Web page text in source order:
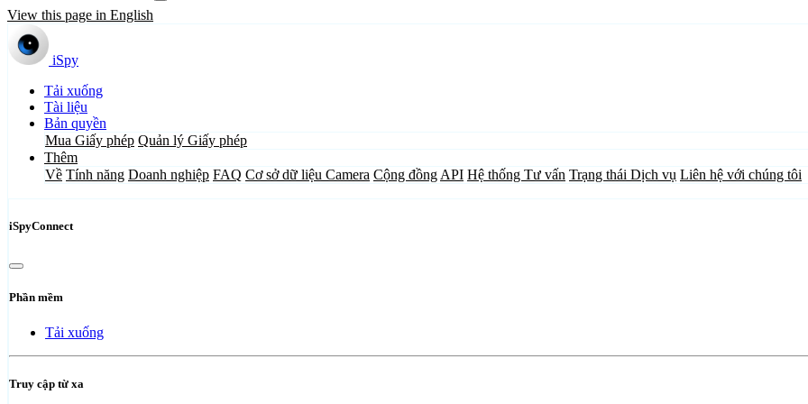
View this page in English
iSpy
Tải xuống
Tài liệu
Bản quyền
Mua Giấy phép Quản lý Giấy phép
Thêm
Về Tính năng Doanh nghiệp FAQ Cơ sở dữ liệu Camera Cộng đồng API Hệ thống Tư vấn Trạng thái Dịch vụ Liên hệ với chúng tôi
iSpyConnect
Phần mềm
Tải xuống
Truy cập từ xa